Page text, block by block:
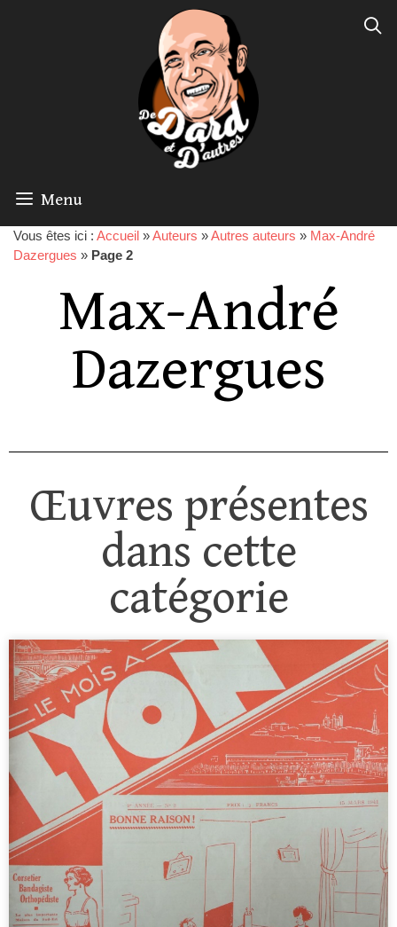
Menu
Vous êtes ici : Accueil »Auteurs »Autres auteurs » Max-André
Dazergues » Page 2
Max-André
Dazergues
Œuvres présentes
dans cette
catégorie